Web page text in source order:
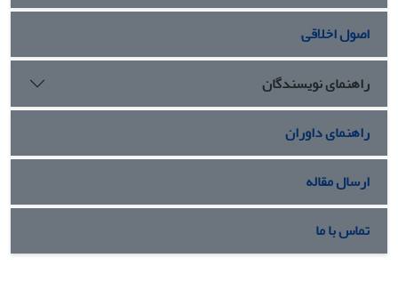
اصول اخلاقی
راهنمای نویسندگان
راهنمای داوران
ارسال مقاله
تماس با ما